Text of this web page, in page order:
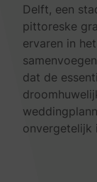
Delft, een
pittoreske
ervaren in
dat de
onvergetelijk